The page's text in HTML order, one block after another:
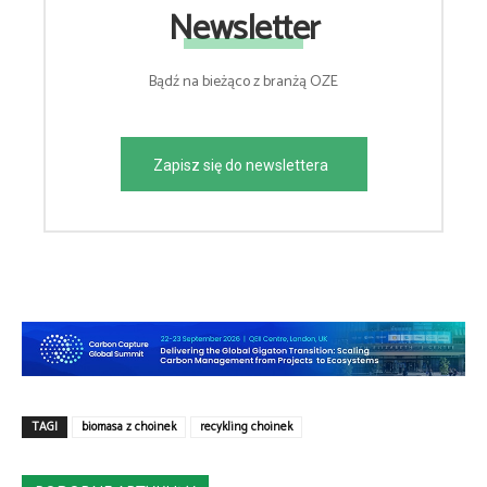
Newsletter
Bądź na bieżąco z branżą OZE
Zapisz się do newslettera
TAGI biomasa z choinek recykling choinek